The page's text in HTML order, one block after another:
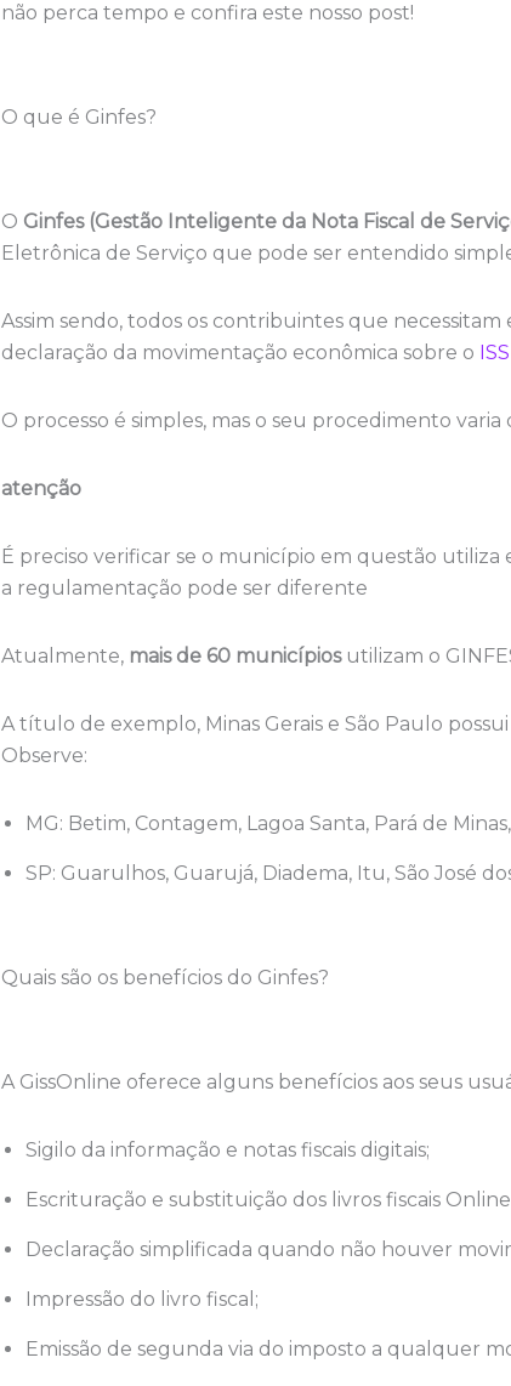
não perca tempo e confira este nosso post!
O que é Ginfes?
O Ginfes (Gestão Inteligente da Nota Fiscal de
Eletrônica de Serviço que pode ser entendido
Assim sendo, todos os contribuintes que
declaração da movimentação econômica sobre o ISS
O processo é simples, mas o seu procedimento
atenção
É preciso verificar se o município em questão
a regulamentação pode ser diferente
Atualmente, mais de 60 municípiosutilizam o
A título de exemplo, Minas Gerais e São Paulo
Observe:
MG: Betim, Contagem, Lagoa Santa, Pará de
SP: Guarulhos, Guarujá, Diadema, Itu, São José
Quais são os benefícios do Ginfes?
A GissOnline oferece alguns benefícios aos seus
Sigilo da informação e notas fiscais digitais;
Escrituração e substituição dos livros fiscais
Declaração simplificada quando não houver
Impressão do livro fiscal;
Emissão de segunda via do imposto a qualquer